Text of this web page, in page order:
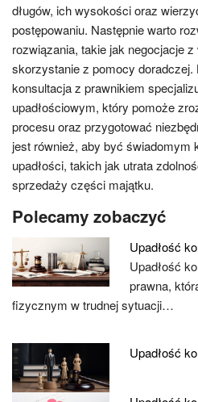
długów, ich wysokości oraz
postępowaniu. Następnie warto
rozwiązania, takie jak negocjacje
skorzystanie z pomocy
konsultacja z prawnikiem
upadłościowym, który pomoże
procesu oraz przygotować
jest również, aby być świadomym
upadłości, takich jak utrata
sprzedaży części majątku.
Polecamy zobaczyć
Upadłość
Upadłość
prawna,
fizycznym w trudnej sytuacji…
Upadłość